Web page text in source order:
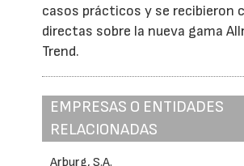
casos prácticos y se recibieron
directas sobre la nueva gama
Trend.
EMPRESAS O ENTIDADES
RELACIONADAS
Arburg, S.A.